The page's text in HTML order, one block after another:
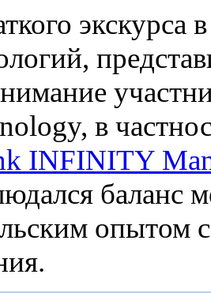
в
INFINITY
баланс
опытом